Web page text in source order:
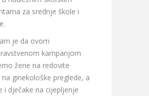
za srednje škole i
je da ovom
kampanjom
žene na redovite
na ginekološke preglede, a
i dječake na cijepljenje